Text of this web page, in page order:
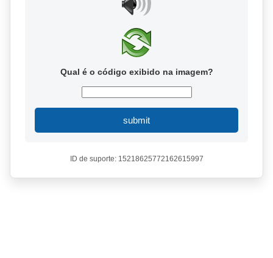
Qual é o código exibido na imagem?
submit
ID de suporte: 15218625772162615997